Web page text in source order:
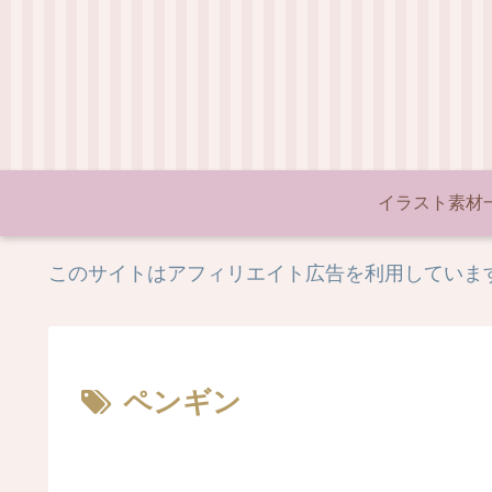
イラスト素材
このサイトはアフィリエイト広告を利用していま
ペンギン